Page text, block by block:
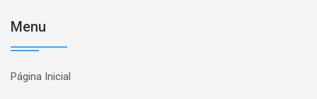
Menu
Página Inicial